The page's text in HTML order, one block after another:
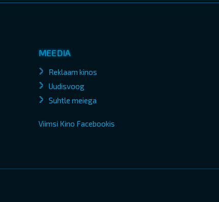
MEEDIA
Reklaam kinos
Uudisvoog
Suhtle meiega
Viimsi Kino Facebookis